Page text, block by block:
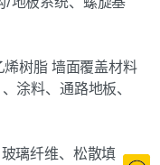
树脂 墙面覆盖材料
涂料、通路地板、
璃纤维、松散填